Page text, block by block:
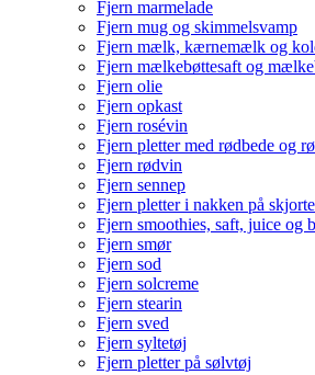
Fjern marmelade
Fjern mug og skimmelsvamp
Fjern mælk, kærnemælk og
Fjern mælkebøttesaft og
Fjern olie
Fjern opkast
Fjern rosévin
Fjern pletter med rødbede og
Fjern rødvin
Fjern sennep
Fjern pletter i nakken på
Fjern smoothies, saft, juice og
Fjern smør
Fjern sod
Fjern solcreme
Fjern stearin
Fjern sved
Fjern syltetøj
Fjern pletter på sølvtøj